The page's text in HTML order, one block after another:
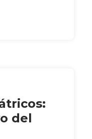
del